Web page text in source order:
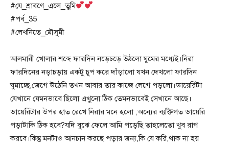
#যে_শ্রাবণে_এলে_তুমি
#পর্ব_35
#লেখনিতে_মৌসুমী
আলমারী খোলার শব্দে ফারদিন নড়েচড়ে উঠলো ঘুমের মধ্যেই।নিরা
ফারদিনের নড়াচড়ায় একটু চুপ করে দাঁড়ালো যখন দেখলো ফারদিন
ঘুমাচ্ছে,জেগে উঠেনি তখন আবার তার কাজে লেগে পড়লো।ডায়েরিটা
যেখানে যেমনভাবে ছিলো এখুনো ঠিক তেমনভাবেই সেখানে আছে।
ডায়েরিটার উপর হাত রেখে নিরার মনে হলো ,অন্যের ব্যক্তিগত ডায়েরি
পড়াটাকি ঠিক হবে?যদি বুঝে ফেলে আমি পড়েছি তাহলেতো খুব রাগ
করবে।কিন্তু মনটাও আনচান করছে পড়ার জন্য,কি যে করি,থাক না হয়